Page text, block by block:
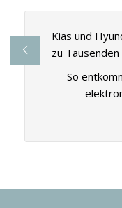
Kias und
zu
So